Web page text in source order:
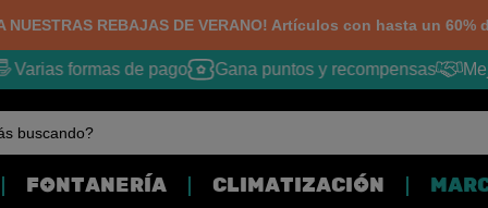
NUESTRAS REBAJAS DE VERANO! Artículos con hasta un 60%
Varias formas de pago Gana puntos y recompensas
buscando?
FONTANERÍA CLIMATIZACIÓN